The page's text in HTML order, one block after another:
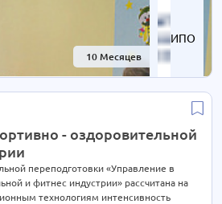
ИПО
10 Месяцев -59%
В 2 РАЗА! Подробности уточняйте по
нам заявку для консультации.
- оздоровительной
переподготовки «Управление в
и фитнес индустрии» рассчитана на
технологиям интенсивность